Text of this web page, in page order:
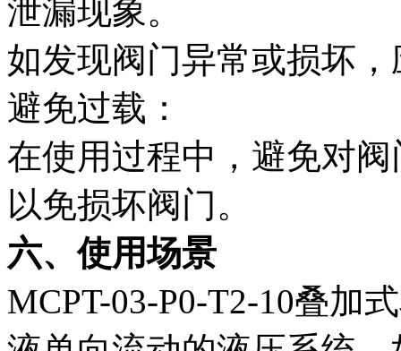
泄漏现象。
如发现阀门异常或损坏
避免过载：
在使用过程中，避免对
以免损坏阀门。
六、使用场景
MCPT-03-P0-T2-10叠加